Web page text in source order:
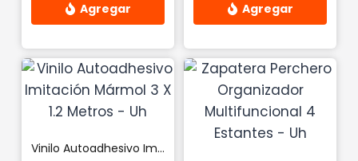
pueden
en
la
página
de
producto
producto
tiene
múltiples
variantes.
Las
producto
tiene
múltiples
variantes.
Las
Vinilo Autoadhesivo Imitación Mármol 3 X 1.2 Metros – Uh